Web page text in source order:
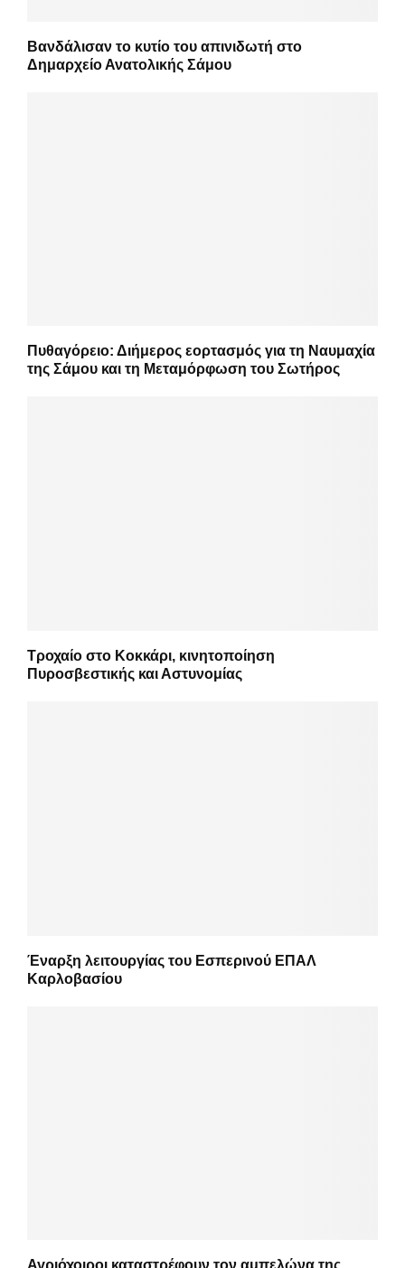
Βανδάλισαν το κυτίο του απινιδωτή στο
Δημαρχείο Ανατολικής Σάμου
Πυθαγόρειο: Διήμερος εορτασμός για τη Ναυμαχία
της Σάμου και τη Μεταμόρφωση του Σωτήρος
Τροχαίο στο Κοκκάρι, κινητοποίηση
Πυροσβεστικής και Αστυνομίας
Έναρξη λειτουργίας του Εσπερινού ΕΠΑΛ
Καρλοβασίου